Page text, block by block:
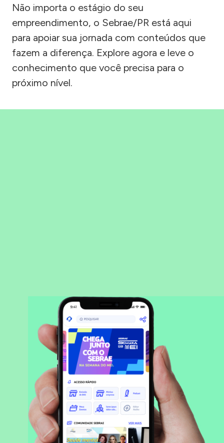
Não importa o estágio do seu
empreendimento, o Sebrae/PR está aqui
para apoiar sua jornada com conteúdos que
fazem a diferença. Explore agora e leve o
conhecimento que você precisa para o
próximo nível.